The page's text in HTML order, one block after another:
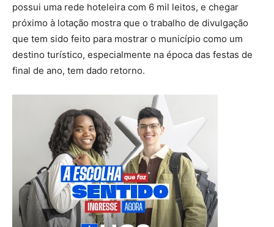
possui uma rede hoteleira com 6 mil leitos, e chegar
próximo à lotação mostra que o trabalho de divulgação
que tem sido feito para mostrar o município como um
destino turístico, especialmente na época das festas de
final de ano, tem dado retorno.